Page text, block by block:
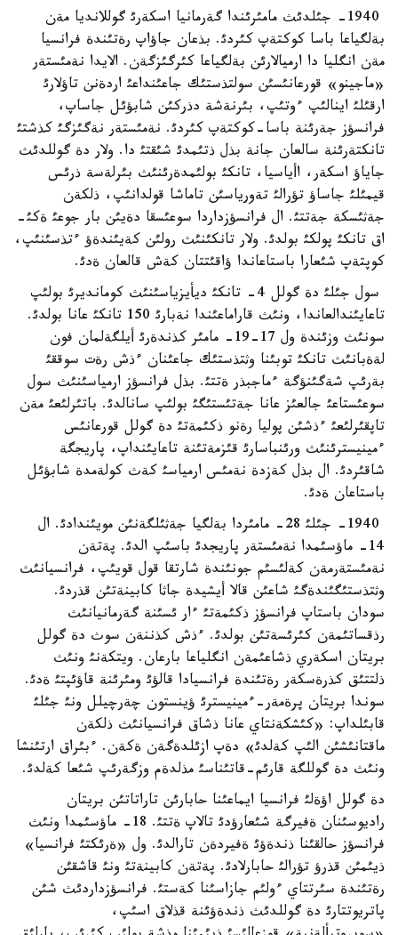
1940- جئلدئث مامئرئندا گةرمانيا اسكةرئ گوللانديا مةن
بةلگياعا باسا كوكتةپ كئردئ. بذعان جاؤاپ رةتئندة فرانسيا
مةن انگليا دا ارميالارئن بةلگياعا كئرگئزگةن. الايدا نةمئستةر
«ماجينو» قورعانئسئن سولتذستئك جاعئنداعئ اردةنن تاؤلارئ
ارقئلئ اينالئپ ءوتئپ، بئرنةشة دذركئن شابؤئل جاساپ،
فرانسؤز جةرئنة باسا-كوكتةپ كئردئ. نةمئستةر نةگئزگئ كذشتئ
تانكتةرئنة سالعان جانة بذل ذتئمدئ شئقتئ دا. ولار دة گوللدئث
جاياؤ اسكةر، اأياسيا، تانكئ بولئمدةرئنئث بئرلةسة ذرئس
قيمئلئ جاساؤ تؤرالئ تةورياسئن تاماشا قولدانئپ، ذلكةن
جةثئسكة جةتتئ. ال فرانسؤزداردا سوعئسقا دةيئن بار جوعئ ةكئ-
اق تانكئ پولكئ بولدئ. ولار تانكئنئث رولئن كةيئندةؤ ءتذسئنئپ،
كوپتةپ شئعارا باستاعاندا ؤاقئتتان كةش قالعان ةدئ.
سول جئلئ دة گولل 4- تانكئ ديأيزياسئنئث كومانديرئ بولئپ
تاعايئندالعاندا، ونئث قاراماعئندا نةبارئ 150 تانكئ عانا بولدئ.
سونئث وزئندة ول 17-19- مامئر كذندةرئ أيلگةلمان فون
لةةبانئث تانكئ توبئنا وثتذستئك جاعئنان ءذش رةت سوققئ
بةرئپ شةگئنؤگة ءماجبذر ةتتئ. بذل فرانسؤز ارمياسئنئث سول
سوعئستاعئ جالعئز عانا جةتئستئگئ بولئپ سانالدئ. باتئرلئعئ مةن
تاپقئرلئعئ ءذشئن پوليا رةنو ذكئمةتئ دة گولل قورعانئس
ءمينيسترئنئث ورئنباسارئ قئزمةتئنة تاعايئنداپ، پاريجگة
شاقئردئ. ال بذل كةزدة نةمئس ارمياسئ كةث كولةمدة شابؤئل
باستاعان ةدئ.
1940- جئلئ 28- مامئردا بةلگيا جةثئلگةنئن مويئندادئ. ال
14- ماؤسئمدا نةمئستةر پاريجدئ باسئپ الدئ. پةتةن
نةمئستةرمةن كةلئسئم جونئندة شارتقا قول قويئپ، فرانسيانئث
وثتذستئگئندةگئ شاعئن قالا أيشيدة جاثا كابينةتئن قذردئ.
سودان باستاپ فرانسؤز ذكئمةتئ ءار ئسئنة گةرمانيانئث
رذقساتئمةن كئرئسةتئن بولدئ. ءذش كذننةن سوث دة گولل
بريتان اسكةري ذشاعئمةن انگلياعا بارعان. ويتكةنئ ونئث
ذلتتئق كذرةسكةر رةتئندة فرانسيادا قالؤئ ومئرئنة قاؤئپتئ ةدئ.
سوندا بريتان پرةمةر-ءمينيسترئ ؤينستون چةرچيلل ونئ جئلئ
قابئلداپ: «كئشكةنتاي عانا ذشاق فرانسيانئث ذلكةن
ماقتانئشئن الئپ كةلدئ» دةپ ازئلدةگةن ةكةن. ءبئراق ارتئنشا
ونئث دة گوللگة قارئم-قاتئناسئ مذلدةم وزگةرئپ شئعا كةلدئ.
دة گولل اؤةلئ فرانسيا ايماعئنا حابارئن تاراتاتئن بريتان
راديوسئنان ةفيرگة شئعارؤدئ تالاپ ةتتئ. 18- ماؤسئمدا ونئث
فرانسؤز حالقئنا ذندةؤئ ةفيردةن تارالدئ. ول «ةرئكتئ فرانسيا»
ذيئمئن قذرؤ تؤرالئ حابارلادئ. پةتةن كابينةتئ ونئ قاشقئن
رةتئندة سئرتتاي ءولئم جازاسئنا كةستئ. فرانسؤزداردئث شئن
پاتريوتتارئ دة گوللدئث ذندةؤئنة قذلاق اسئپ،